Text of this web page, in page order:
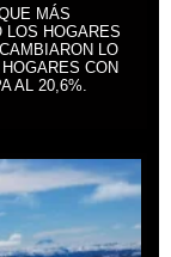
MÁS
LOS HOGARES
LO
CON
AL 20,6%.